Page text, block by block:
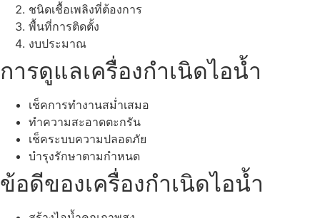
ชนิดเชื้อเพลิงที่ต้องการ
พื้นที่การติดตั้ง
งบประมาณ
การดูแลเครื่องกำเนิดไอน้ำ
เช็คการทำงานสม่ำเสมอ
ทำความสะอาดตะกรัน
เช็คระบบความปลอดภัย
บำรุงรักษาตามกำหนด
ข้อดีของเครื่องกำเนิดไอน้ำ